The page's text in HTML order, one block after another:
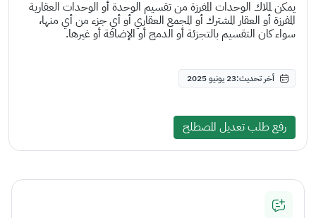
يمكن لملاك الوحدات المفرزة من تقسيم الوحدة أو الوحدات العقارية
المفرزة أو العقار المشترك أو المجمع العقاري أو أي جزء من أي منها،
سواء كان التقسيم بالتجزئة أو الدمج أو الإضافة أو غيرها.
أخر تحديث:23 يونيو 2025
رفع طلب تعديل المصطلح